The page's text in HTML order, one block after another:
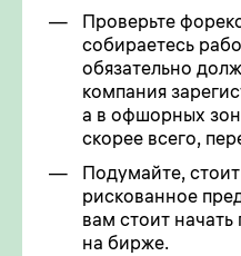
Проверьте
собираетесь
обязательно
компания
а в офшорных
скорее всего,
Подумайте,
рискованное
вам стоит начать
на бирже.